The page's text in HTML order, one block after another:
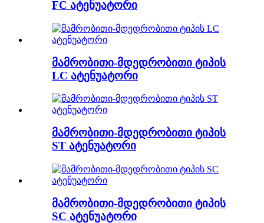
FC ატენუატორი
მამრობითი-მდედრობითი ტიპის
LC ატენუატორი
მამრობითი-მდედრობითი ტიპის
ST ატენუატორი
მამრობითი-მდედრობითი ტიპის
SC ატენუატორი